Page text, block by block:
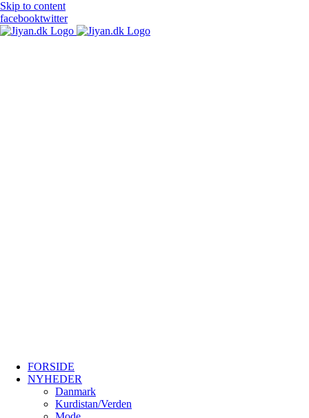
Skip to content
facebooktwitter
FORSIDE
NYHEDER
Danmark
Kurdistan/Verden